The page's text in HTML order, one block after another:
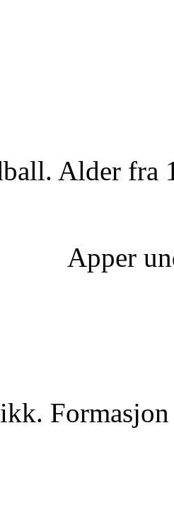
Alder fra
Apper